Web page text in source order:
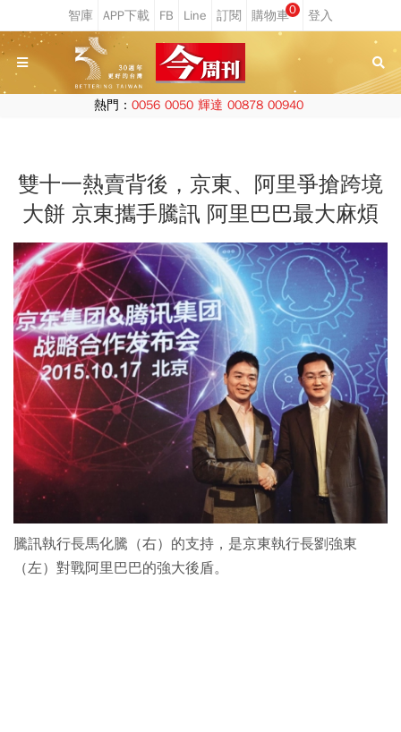
0
熱門： 0056 0050 輝達 00878 00940
雙十一熱賣背後，京東、阿里爭搶跨境
大餅 京東攜手騰訊 阿里巴巴最大麻煩
騰訊執行長馬化騰（右）的支持，是京東執行長劉強東
（左）對戰阿里巴巴的強大後盾。